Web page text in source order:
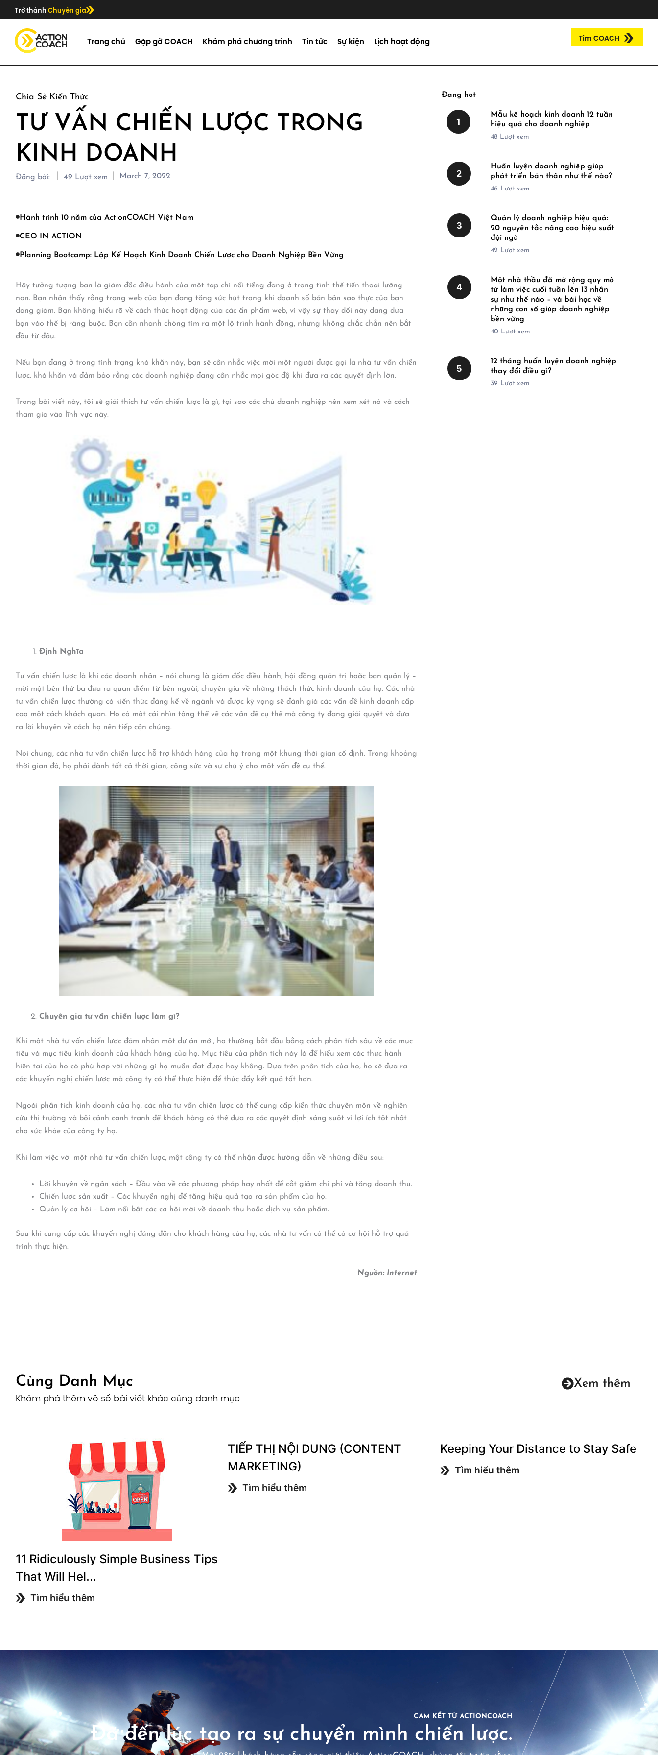
Trở thành Chuyên gia
Trang chủ Gặp gỡ COACH Khám phá chương trình Tin tức Sự kiện Lịch hoạt động Tìm COACH
Đang hot
1
Mẫu kế hoạch kinh doanh 12 tuần
hiệu quả cho doanh nghiệp
48 Lượt xem
2
Huấn luyện doanh nghiệp giúp
phát triển bản thân như thế nào?
46 Lượt xem
3
Quản lý doanh nghiệp hiệu quả:
20 nguyên tắc nâng cao hiệu suất
đội ngũ
42 Lượt xem
4
Một nhà thầu đã mở rộng quy mô
từ làm việc cuối tuần lên 13 nhân
sự như thế nào – và bài học về
những con số giúp doanh nghiệp
bền vững
40 Lượt xem
5
12 tháng huấn luyện doanh nghiệp
thay đổi điều gì?
39 Lượt xem
Chia Sẻ Kiến Thức
TƯ VẤN CHIẾN LƯỢC TRONG
KINH DOANH
Đăng bởi: 49 Lượt xem March 7, 2022
Hành trình 10 năm của ActionCOACH Việt Nam
CEO IN ACTION
Planning Bootcamp: Lập Kế Hoạch Kinh Doanh Chiến Lược cho Doanh Nghiệp Bền Vững
Hãy tưởng tượng bạn là giám đốc điều hành của một tạp chí nổi tiếng đang ở trong tình thế tiến thoái lưỡng
nan. Bạn nhận thấy rằng trang web của bạn đang tăng sức hút trong khi doanh số bán bản sao thực của bạn
đang giảm. Bạn không hiểu rõ về cách thức hoạt động của các ấn phẩm web, vì vậy sự thay đổi này đang đưa
bạn vào thế bị ràng buộc. Bạn cần nhanh chóng tìm ra một lộ trình hành động, nhưng không chắc chắn nên bắt
đầu từ đâu.
Nếu bạn đang ở trong tình trạng khó khăn này, bạn sẽ cân nhắc việc mời một người được gọi là nhà tư vấn chiến
lược. khó khăn và đảm bảo rằng các doanh nghiệp đang cân nhắc mọi góc độ khi đưa ra các quyết định lớn.
Trong bài viết này, tôi sẽ giải thích tư vấn chiến lược là gì, tại sao các chủ doanh nghiệp nên xem xét nó và cách
tham gia vào lĩnh vực này.
Định Nghĩa
Tư vấn chiến lược là khi các doanh nhân – nói chung là giám đốc điều hành, hội đồng quản trị hoặc ban quản lý –
mời một bên thứ ba đưa ra quan điểm từ bên ngoài, chuyên gia về những thách thức kinh doanh của họ. Các nhà
tư vấn chiến lược thường có kiến ​​thức đáng kể về ngành và được kỳ vọng sẽ đánh giá các vấn đề kinh doanh cấp
cao một cách khách quan. Họ có một cái nhìn tổng thể về các vấn đề cụ thể mà công ty đang giải quyết và đưa
ra lời khuyên về cách họ nên tiếp cận chúng.
Nói chung, các nhà tư vấn chiến lược hỗ trợ khách hàng của họ trong một khung thời gian cố định. Trong khoảng
thời gian đó, họ phải dành tất cả thời gian, công sức và sự chú ý cho một vấn đề cụ thể.
Chuyên gia tư vấn chiến lược làm gì?
Khi một nhà tư vấn chiến lược đảm nhận một dự án mới, họ thường bắt đầu bằng cách phân tích sâu về các mục
tiêu và mục tiêu kinh doanh của khách hàng của họ. Mục tiêu của phân tích này là để hiểu xem các thực hành
hiện tại của họ có phù hợp với những gì họ muốn đạt được hay không. Dựa trên phân tích của họ, họ sẽ đưa ra
các khuyến nghị chiến lược mà công ty có thể thực hiện để thúc đẩy kết quả tốt hơn.
Ngoài phân tích kinh doanh của họ, các nhà tư vấn chiến lược có thể cung cấp kiến ​​thức chuyên môn về nghiên
cứu thị trường và bối cảnh cạnh tranh để khách hàng có thể đưa ra các quyết định sáng suốt vì lợi ích tốt nhất
cho sức khỏe của công ty họ.
Khi làm việc với một nhà tư vấn chiến lược, một công ty có thể nhận được hướng dẫn về những điều sau:
Lời khuyên về ngân sách – Đầu vào về các phương pháp hay nhất để cắt giảm chi phí và tăng doanh thu.
Chiến lược sản xuất – Các khuyến nghị để tăng hiệu quả tạo ra sản phẩm của họ.
Quản lý cơ hội – Làm nổi bật các cơ hội mới về doanh thu hoặc dịch vụ sản phẩm.
Sau khi cung cấp các khuyến nghị đúng đắn cho khách hàng của họ, các nhà tư vấn có thể có cơ hội hỗ trợ quá
trình thực hiện.
Nguồn: Internet
Cùng Danh Mục
Khám phá thêm vô số bài viết khác cùng danh mục
Xem thêm
11 Ridiculously Simple Business Tips
That Will Hel...
Tìm hiểu thêm
TIẾP THỊ NỘI DUNG (CONTENT
MARKETING)
Tìm hiểu thêm
Keeping Your Distance to Stay Safe
Tìm hiểu thêm
CAM KẾT TỪ ACTIONCOACH
Đã đến lúc tạo ra sự chuyển mình chiến lược.